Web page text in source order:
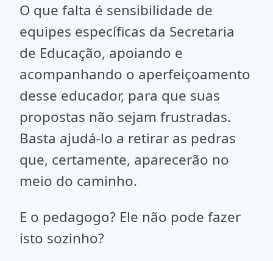
O que falta é sensibilidade de
equipes específicas da Secretaria
de Educação, apoiando e
acompanhando o aperfeiçoamento
desse educador, para que suas
propostas não sejam frustradas.
Basta ajudá-lo a retirar as pedras
que, certamente, aparecerão no
meio do caminho.
E o pedagogo? Ele não pode fazer
isto sozinho?